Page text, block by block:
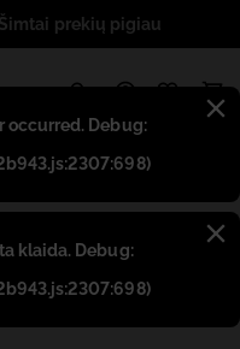
occurred. Debug:
klaida. Debug:
Šimtai prekių pigiau